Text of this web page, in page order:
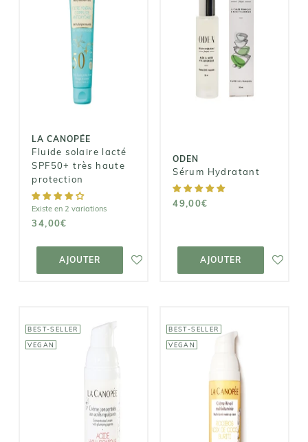
LA CANOPÉE
Fluide solaire lacté
SPF50+ très haute
protection
Existe en 2 variations
34,00€
AJOUTER
LA CANOPÉE
Fluide solaire
lacté SPF50+
très haute
protection
AJOUTER AU
PANIER
ODEN
Sérum Hydratant
49,00€
AJOUTER
ODEN
Sérum
Hydratant
AJOUTER AU
PANIER
BEST-SELLER
VEGAN
LA CANOPÉE
Crème
BEST-SELLER
VEGAN
LA CANOPÉE